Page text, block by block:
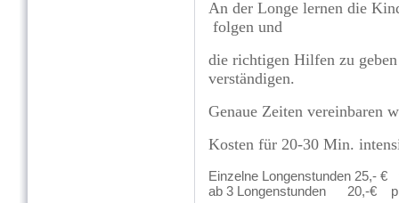
An der Longe lernen die
folgen und
die richtigen Hilfen zu
verständigen.
Genaue Zeiten vereinbaren
Kosten für 20-30 Min.
Einzelne Longenstunden 25,- €
ab 3 Longenstunden 20,-€